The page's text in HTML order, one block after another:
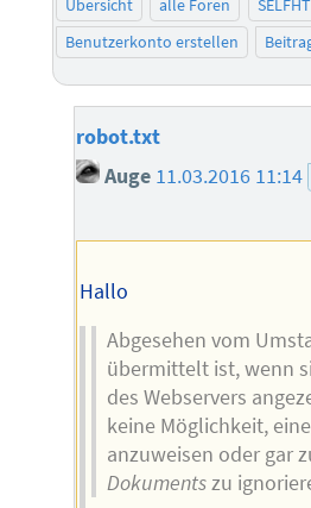
Übersicht alle Foren
Benutzerkonto erstellen
robot.txt
Auge 11.03.2016 11:14
Hallo
Abgesehen vom
übermittelt ist, wenn
des Webservers
keine Möglichkeit,
anzuweisen oder gar
Dokumentszu